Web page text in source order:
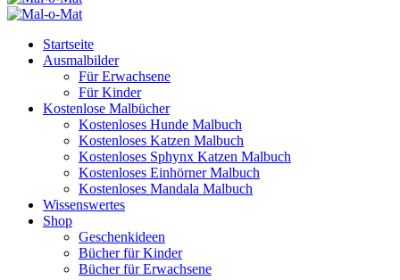
Startseite
Ausmalbilder
Für Erwachsene
Für Kinder
Kostenlose Malbücher
Kostenloses Hunde Malbuch
Kostenloses Katzen Malbuch
Kostenloses Sphynx Katzen Malbuch
Kostenloses Einhörner Malbuch
Kostenloses Mandala Malbuch
Wissenswertes
Shop
Geschenkideen
Bücher für Kinder
Bücher für Erwachsene